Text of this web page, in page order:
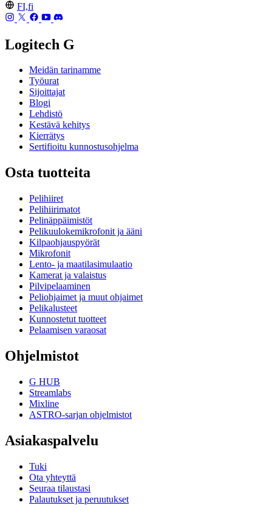
FI,fi
Logitech G
Meidän tarinamme
Työurat
Sijoittajat
Blogi
Lehdistö
Kestävä kehitys
Kierrätys
Sertifioitu kunnostusohjelma
Osta tuotteita
Pelihiiret
Pelihiirimatot
Pelinäppäimistöt
Pelikuulokemikrofonit ja ääni
Kilpaohjauspyörät
Mikrofonit
Lento- ja maatilasimulaatio
Kamerat ja valaistus
Pilvipelaaminen
Peliohjaimet ja muut ohjaimet
Pelikalusteet
Kunnostetut tuotteet
Pelaamisen varaosat
Ohjelmistot
G HUB
Streamlabs
Mixline
ASTRO-sarjan ohjelmistot
Asiakaspalvelu
Tuki
Ota yhteyttä
Seuraa tilaustasi
Palautukset ja peruutukset